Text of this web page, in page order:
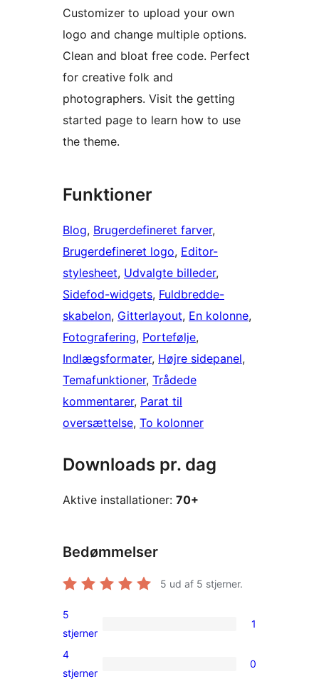
Customizer to upload your own
logo and change multiple options.
Clean and bloat free code. Perfect
for creative folk and
photographers. Visit the getting
started page to learn how to use
the theme.
Funktioner
Blog, Brugerdefineret farver
Brugerdefineret logo, Editor-
stylesheet, Udvalgte billeder
Sidefod-widgets, Fuldbredde-
skabelon, Gitterlayout, En kolonne
Fotografering, Portefølje
Indlægsformater, Højre sidepanel
Temafunktioner, Trådede
kommentarer, Parat til
oversættelse, To kolonner
Downloads pr. dag
Aktive installationer: 70+
Bedømmelser
5 ud af 5 stjerner.
1
5-
stjernet
5
stjerner
1
0
4
stjerner
0